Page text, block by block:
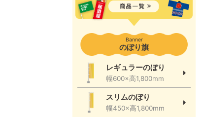
Banner
のぼり旗
レギュラーのぼり
幅600×高1,800mm
スリムのぼり
幅450×高1,800mm